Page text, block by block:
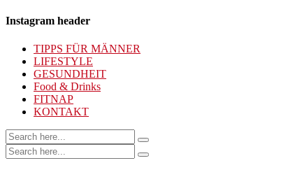
Instagram header
TIPPS FÜR MÄNNER
LIFESTYLE
GESUNDHEIT
Food & Drinks
FITNAP
KONTAKT